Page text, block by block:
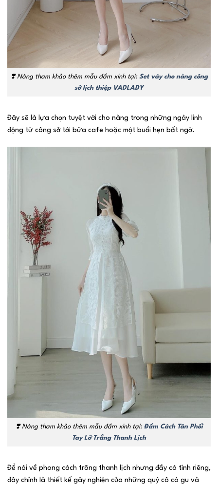
❣️Nàng tham khảo thêm mẫu đầm xinh tại: Set váy cho nàng công
sở lịch thiệp VADLADY
Đây sẽ là lựa chọn tuyệt vời cho nàng trong những ngày linh
động từ công sở tới bữa cafe hoặc một buổi hẹn bất ngờ.
❣️Nàng tham khảo thêm mẫu đầm xinh tại: Đầm Cách Tân Phối
Tay Lỡ Trắng Thanh Lịch
Để nói về phong cách trông thanh lịch nhưng đầy cá tính riêng,
đây chính là thiết kế gây nghiện của những quý cô có gu và